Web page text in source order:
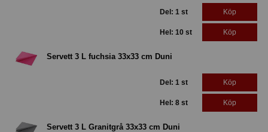
Del: 1 st Köp
Hel: 10 st Köp
Servett 3 L fuchsia 33x33 cm Duni
Del: 1 st Köp
Hel: 8 st Köp
Servett 3 L Granitgrå 33x33 cm Duni